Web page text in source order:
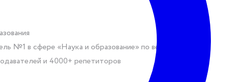
№1 в сфере «Наука и образование» по версии hh.ru
и 4000+ репетиторов